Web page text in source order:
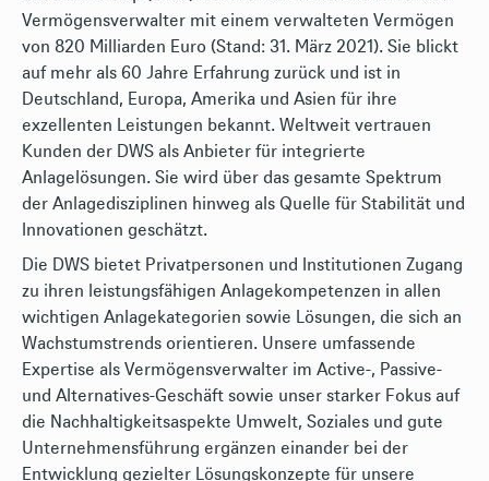
Vermögensverwalter mit einem verwalteten Vermögen
von 820 Milliarden Euro (Stand: 31. März 2021). Sie blickt
auf mehr als 60 Jahre Erfahrung zurück und ist in
Deutschland, Europa, Amerika und Asien für ihre
exzellenten Leistungen bekannt. Weltweit vertrauen
Kunden der DWS als Anbieter für integrierte
Anlagelösungen. Sie wird über das gesamte Spektrum
der Anlagedisziplinen hinweg als Quelle für Stabilität und
Innovationen geschätzt.
Die DWS bietet Privatpersonen und Institutionen Zugang
zu ihren leistungsfähigen Anlagekompetenzen in allen
wichtigen Anlagekategorien sowie Lösungen, die sich an
Wachstumstrends orientieren. Unsere umfassende
Expertise als Vermögensverwalter im Active-, Passive-
und Alternatives-Geschäft sowie unser starker Fokus auf
die Nachhaltigkeitsaspekte Umwelt, Soziales und gute
Unternehmensführung ergänzen einander bei der
Entwicklung gezielter Lösungskonzepte für unsere